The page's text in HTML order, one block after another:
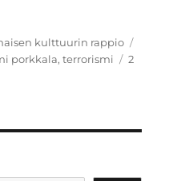
kulttuurin rappio
porkkala,terrorismi
2